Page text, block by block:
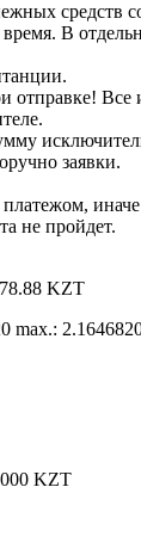
средств
В
отправке! Все
заявки.
не пройдет.
KZT
max.:
KZT